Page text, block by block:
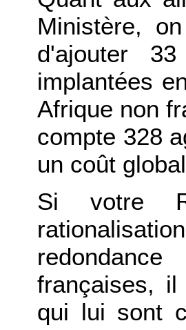
Ministère,
d'ajouter 33
implantées
Afrique non
compte 328
un coût
Si votre
françaises,
qui lui sont